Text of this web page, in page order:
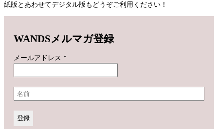
紙版とあわせてデジタル版もどうぞご利用ください！
WANDSメルマガ登録
メールアドレス *